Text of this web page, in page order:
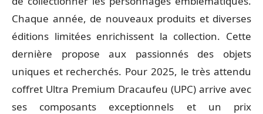
Chaque année, de nouveaux produits et diverses
éditions limitées enrichissent la collection. Cette
dernière propose aux passionnés des objets
uniques et recherchés. Pour 2025, le très attendu
coffret Ultra Premium Dracaufeu (UPC) arrive avec
ses composants exceptionnels et un prix